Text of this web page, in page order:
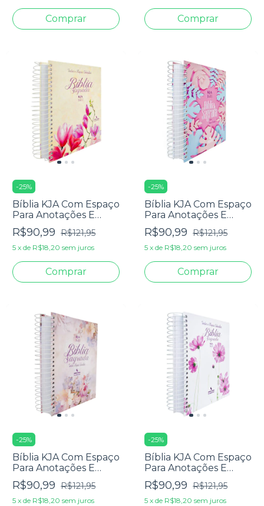
-25%
Bíblia KJA Com Espaço
Para Anotações E
Texto Colorido - Capa
Dura Espiral Magnólia
R$90,99 R$121,95
5 x de R$18,20 sem juros
-25%
Bíblia KJA Com Espaço
Para Anotações E
Texto Colorido - Capa
Dura Espiral Folhas
R$90,99 R$121,95
5 x de R$18,20 sem juros
-25%
Bíblia KJA Com Espaço
Para Anotações E
Texto Colorido - Capa
Dura Espiral Rosa E
Hortênsia
R$90,99 R$121,95
5 x de R$18,20 sem juros
-25%
Bíblia KJA Com Espaço
Para Anotações E
Texto Colorido - Capa
Dura Espiral Cosmos
R$90,99 R$121,95
5 x de R$18,20 sem juros